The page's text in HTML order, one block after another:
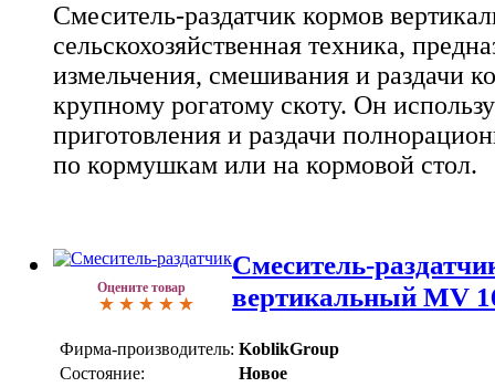
Смеситель-раздатчик кормов
сельскохозяйственная техника,
измельчения, смешивания и раздачи
крупному рогатому скоту. Он
приготовления и раздачи
по кормушкам или на кормовой стол.
Оцените товар
Смеситель-
вертикальный MV
Фирма-производитель: KoblikGroup
Состояние:
Новое